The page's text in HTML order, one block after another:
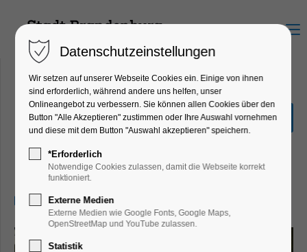
Menu
Sonderausstellung "Hin &
Weg"
Ausstellung, Kinder, Jugend, Kunst,
Mitmach-Aktion
18.06.2026, 13:00–17:00
Datenschutzeinstellungen
Wir setzen auf unserer Webseite Cookies ein. Einige von ihnen
sind erforderlich, während andere uns helfen, unser
Onlineangebot zu verbessern. Sie können allen Cookies über den
Button "Alle Akzeptieren" zustimmen oder Ihre Auswahl vornehmen
und diese mit dem Button "Auswahl akzeptieren" speichern.
*Erforderlich
Notwendige Cookies zulassen, damit die Webseite korrekt
funktioniert.
Externe Medien
Externe Medien wie Google Fonts, Google Maps,
OpenStreetMap und YouTube zulassen.
Statistik